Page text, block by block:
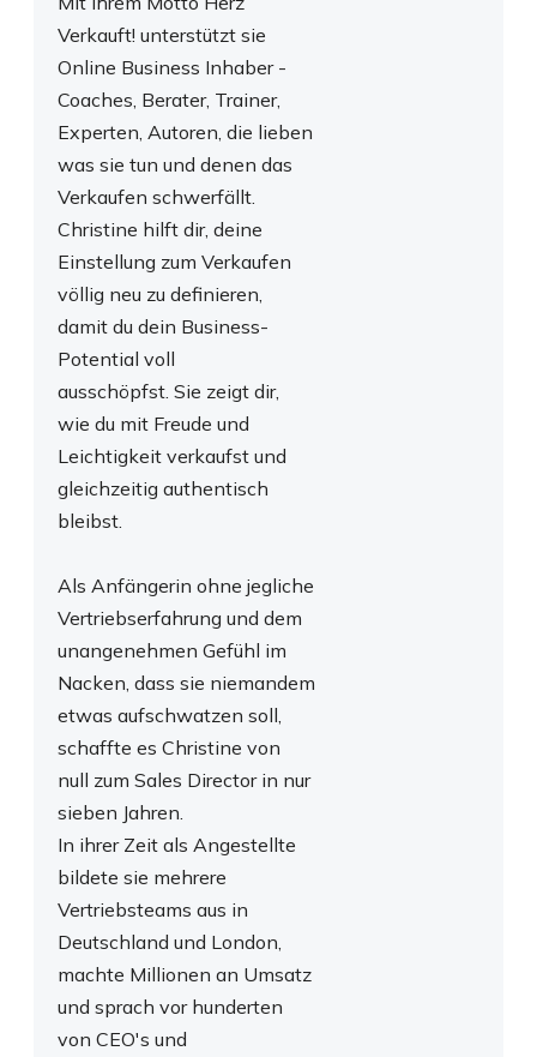
Verkauft! unterstützt sie
Online Business Inhaber -
Coaches, Berater, Trainer,
Experten, Autoren, die lieben
was sie tun und denen das
Verkaufen schwerfällt.
Christine hilft dir, deine
Einstellung zum Verkaufen
völlig neu zu definieren,
damit du dein Business-
Potential voll
ausschöpfst. Sie zeigt dir,
wie du mit Freude und
Leichtigkeit verkaufst und
gleichzeitig authentisch
bleibst.
Als Anfängerin ohne jegliche
Vertriebserfahrung und dem
unangenehmen Gefühl im
Nacken, dass sie niemandem
etwas aufschwatzen soll,
schaffte es Christine von
null zum Sales Director in nur
sieben Jahren.
In ihrer Zeit als Angestellte
bildete sie mehrere
Vertriebsteams aus in
Deutschland und London,
machte Millionen an Umsatz
und sprach vor hunderten
von CEO's und